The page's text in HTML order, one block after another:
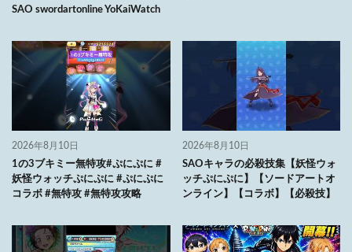
SAO swordartonline YoKaiWatch
2026年8月10日
1の3ブキミー無特攻#ぷにぷに #
妖怪ウォッチぷにぷに #ぷにぷに
コラボ #無特攻 #無特攻攻略
2026年8月10日
SAOキャラの必殺技集【妖怪ウォ
ッチぷにぷに】【ソードアートオ
ンライン】【コラボ】【必殺技】